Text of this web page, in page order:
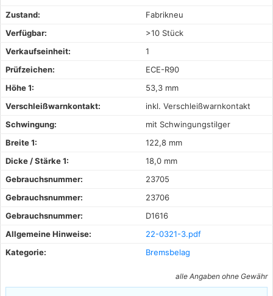
Zustand:
Fabrikneu
Verfügbar:
>10 Stück
Verkaufseinheit:
1
Prüfzeichen:
ECE-R90
Höhe 1:
53,3 mm
Verschleißwarnkontakt:
inkl. Verschleißwarnkontakt
Schwingung:
mit Schwingungstilger
Breite 1:
122,8 mm
Dicke / Stärke 1:
18,0 mm
Gebrauchsnummer:
23705
Gebrauchsnummer:
23706
Gebrauchsnummer:
D1616
Allgemeine Hinweise:
22-0321-3.pdf
Kategorie:
Bremsbelag
alle Angaben ohne Gewähr